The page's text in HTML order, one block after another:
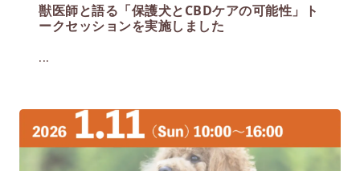
獣医師と語る「保護犬とCBDケアの可能性」ト
ークセッションを実施しました
...